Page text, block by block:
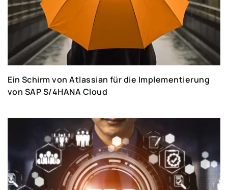
Ein Schirm von Atlassian für die Implementierung
von SAP S/4HANA Cloud